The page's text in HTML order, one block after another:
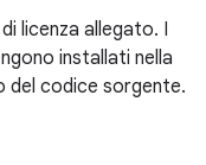
licenza allegato. I
installati nella
del codice sorgente.